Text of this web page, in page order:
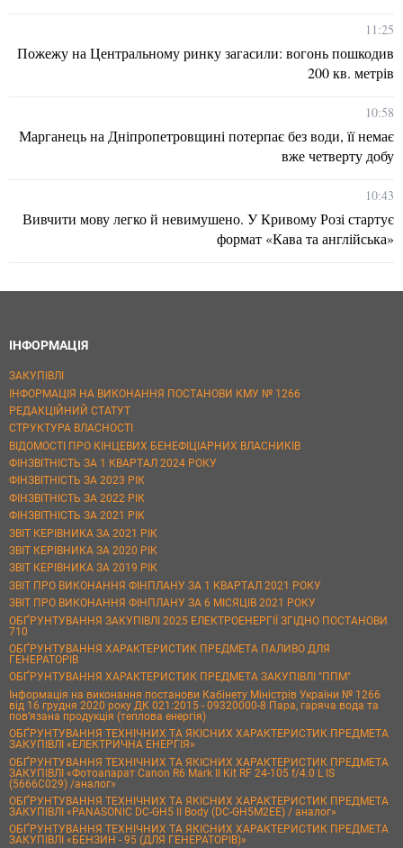
11:25
Пожежу на Центральному ринку загасили: вогонь пошкодив
200 кв. метрів
10:58
Марганець на Дніпропетровщині потерпає без води, її немає
вже четверту добу
10:43
Вивчити мову легко й невимушено. У Кривому Розі стартує
формат «Кава та англійська»
ІНФОРМАЦІЯ
ЗАКУПІВЛІ
ІНФОРМАЦІЯ НА ВИКОНАННЯ ПОСТАНОВИ КМУ № 1266
РЕДАКЦІЙНИЙ СТАТУТ
СТРУКТУРА ВЛАСНОСТІ
ВІДОМОСТІ ПРО КІНЦЕВИХ БЕНЕФІЦІАРНИХ ВЛАСНИКІВ
ФІНЗВІТНІСТЬ ЗА 1 КВАРТАЛ 2024 РОКУ
ФІНЗВІТНІСТЬ ЗА 2023 РІК
ФІНЗВІТНІСТЬ ЗА 2022 РІК
ФІНЗВІТНІСТЬ ЗА 2021 РІК
ЗВІТ КЕРІВНИКА ЗА 2021 РІК
ЗВІТ КЕРІВНИКА ЗА 2020 РІК
ЗВІТ КЕРІВНИКА ЗА 2019 РІК
ЗВІТ ПРО ВИКОНАННЯ ФІНПЛАНУ ЗА 1 КВАРТАЛ 2021 РОКУ
ЗВІТ ПРО ВИКОНАННЯ ФІНПЛАНУ ЗА 6 МІСЯЦІВ 2021 РОКУ
ОБҐРУНТУВАННЯ ЗАКУПІВЛІ 2025 ЕЛЕКТРОЕНЕРГІЇ ЗГІДНО ПОСТАНОВИ
710
ОБҐРУНТУВАННЯ ХАРАКТЕРИСТИК ПРЕДМЕТА ПАЛИВО ДЛЯ
ГЕНЕРАТОРІВ
ОБҐРУНТУВАННЯ ХАРАКТЕРИСТИК ПРЕДМЕТА ЗАКУПІВЛІ "ППМ"
Інформація на виконання постанови Кабінету Міністрів України № 1266
від 16 грудня 2020 року ДК 021:2015 - 09320000-8 Пара, гаряча вода та
пов’язана продукція (теплова енергія)
ОБҐРУНТУВАННЯ ТЕХНІЧНИХ ТА ЯКІСНИХ ХАРАКТЕРИСТИК ПРЕДМЕТА
ЗАКУПІВЛІ «ЕЛЕКТРИЧНА ЕНЕРГІЯ»
ОБҐРУНТУВАННЯ ТЕХНІЧНИХ ТА ЯКІСНИХ ХАРАКТЕРИСТИК ПРЕДМЕТА
ЗАКУПІВЛІ «Фотоапарат Canon R6 Mark II Kit RF 24-105 f/4.0 L IS
(5666C029) /аналог»
ОБҐРУНТУВАННЯ ТЕХНІЧНИХ ТА ЯКІСНИХ ХАРАКТЕРИСТИК ПРЕДМЕТА
ЗАКУПІВЛІ «PANASONIC DC-GH5 II Body (DC-GH5M2EE) / аналог»
ОБҐРУНТУВАННЯ ТЕХНІЧНИХ ТА ЯКІСНИХ ХАРАКТЕРИСТИК ПРЕДМЕТА
ЗАКУПІВЛІ «БЕНЗИН - 95 (ДЛЯ ГЕНЕРАТОРІВ)»